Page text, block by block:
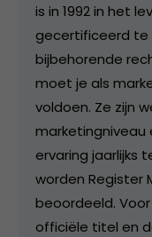
is in 1992 in het
gecertificeerd te
bijbehorende
moet je als
voldoen. Ze zijn
marketingniveau
ervaring jaarlijks
worden Register
beoordeeld.
officiële titel en